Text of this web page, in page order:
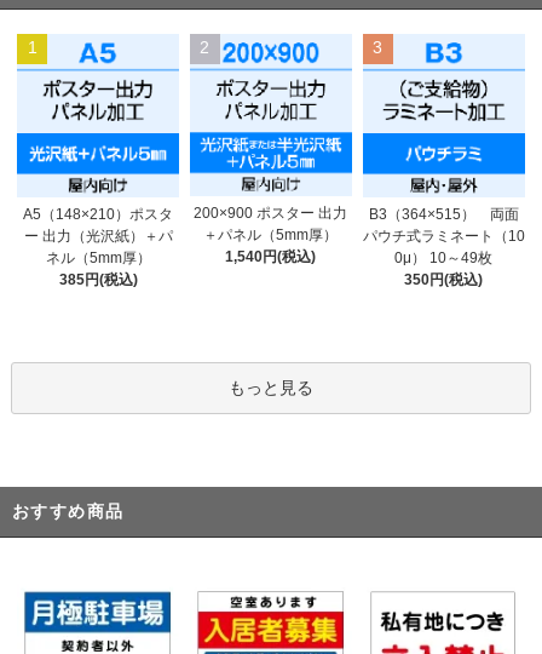
1
A5（148×210）ポスタ
ー 出力（光沢紙）＋パ
ネル（5mm厚）
385円(税込)
2
200×900 ポスター 出力
＋パネル（5mm厚）
1,540円(税込)
3
B3（364×515） 両面
パウチ式ラミネート（10
0μ） 10～49枚
350円(税込)
もっと見る
おすすめ商品